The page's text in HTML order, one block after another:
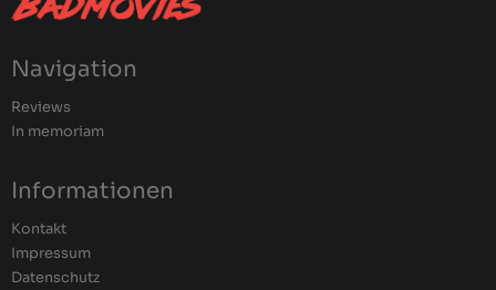
Navigation
Reviews
In memoriam
Informationen
Kontakt
Impressum
Datenschutz